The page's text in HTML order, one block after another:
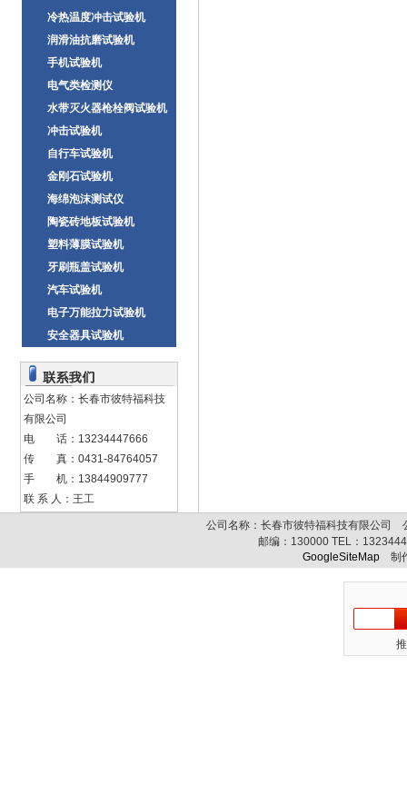
冷热温度冲击试验机
润滑油抗磨试验机
手机试验机
电气类检测仪
水带灭火器枪栓阀试验机
冲击试验机
自行车试验机
金刚石试验机
海绵泡沫测试仪
陶瓷砖地板试验机
塑料薄膜试验机
牙刷瓶盖试验机
汽车试验机
电子万能拉力试验机
安全器具试验机
公司名称：长春市彼特福科技
有限公司
电 话：13234447666
传 真：0431-84764057
手 机：13844909777
联 系 人：王工
公司名称：长春市彼特福科技有限公司
邮编： 130000TEL：
GoogleSiteMap 制